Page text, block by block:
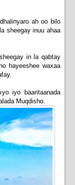
ah oo bilo
sheegay inuu ahaa
in la qabtay
hayeeshee waxaa
iyo baaritaanada
Muqdisho.